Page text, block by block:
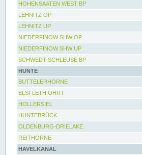
HOHENSAATEN WEST BP
LEHNITZ OP
LEHNITZ UP
NIEDERFINOW SHW OP
NIEDERFINOW SHW UP
SCHWEDT SCHLEUSE BP
HUNTE
BUTTELERHÖRNE
ELSFLETH OHRT
HOLLERSIEL
HUNTEBRÜCK
OLDENBURG-DRIELAKE
REITHÖRNE
HAVELKANAL